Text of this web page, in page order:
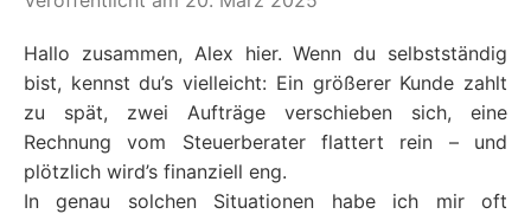
Hallo zusammen, Alex hier. Wenn du selbstständig
bist, kennst du’s vielleicht: Ein größerer Kunde zahlt
zu spät, zwei Aufträge verschieben sich, eine
Rechnung vom Steuerberater flattert rein – und
plötzlich wird’s finanziell eng.
In genau solchen Situationen habe ich mir oft